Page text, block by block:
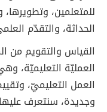
للمتعلمين،
الحداثة، والتقدّم
القياس والتقويم من
العمليّة التعليميّة،
العمل التعليميّ،
وجديدة، سنتعرف